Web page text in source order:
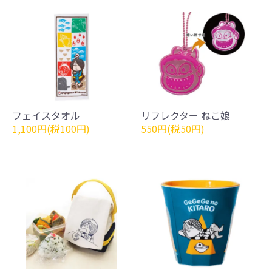
フェイスタオル
1,100円(税100円)
リフレクター ねこ娘
550円(税50円)